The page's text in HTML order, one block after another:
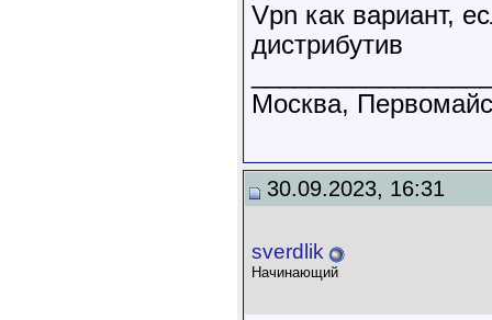
Vpn как вариант,
дистрибутив
Москва,
30.09.2023, 16:31
sverdlik
Начинающий